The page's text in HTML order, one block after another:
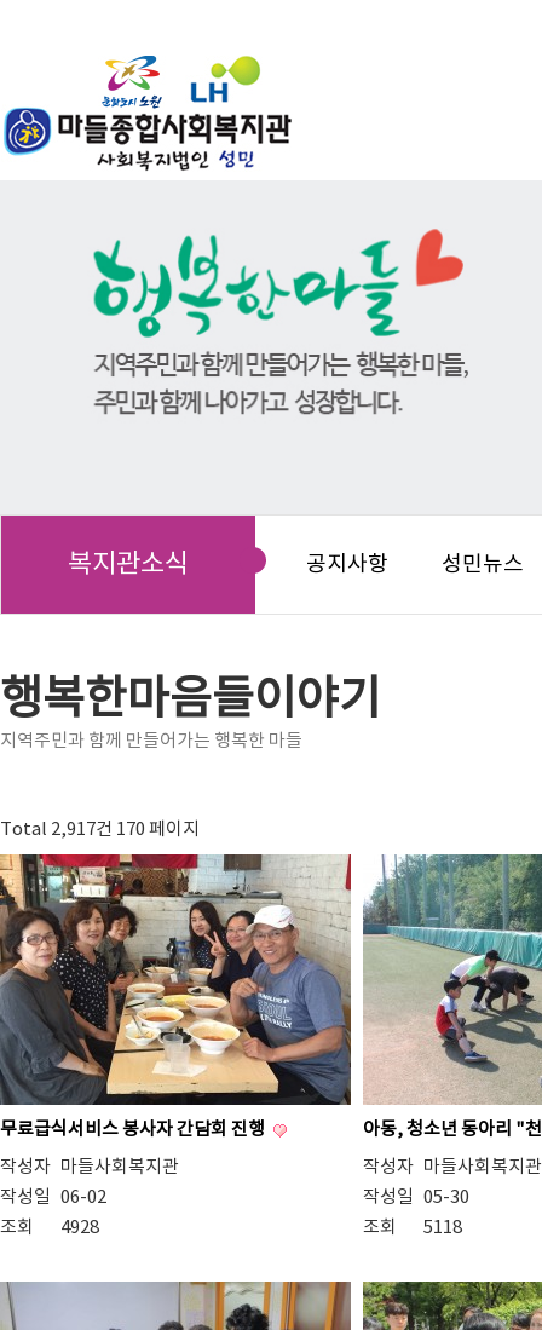
복지관소식 공지사항 성민뉴스
행복한마음들이야기
지역주민과 함께 만들어가는 행복한 마들
Total 2,917건 170 페이지
무료급식서비스 봉사자 간담회 진행
작성자 마들사회복지관
작성일 06-02
조회
4928
아동, 청소년 동아리 "
작성자 마들사회복지관
작성일 05-30
조회
5118